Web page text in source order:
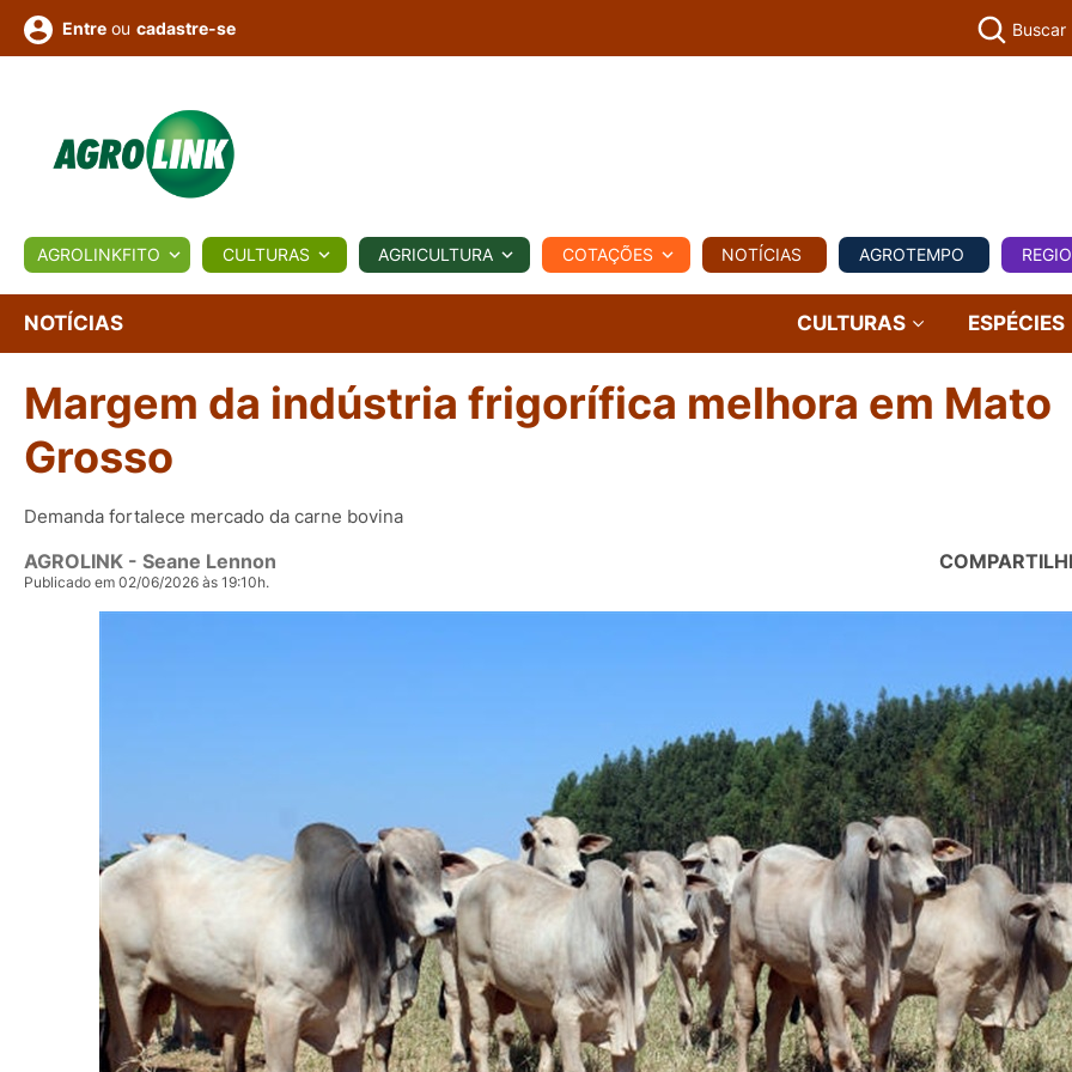
BIOLÓGICOS COTAÇÕES NOTÍCIAS AGROTEMPO REGIONAL COMERCIAL AGROVIAGENS
Conversor Colunistas Eventos
Fotos
e
Vídeos
Entre ou cadastre-se Buscar
AGROLINKFITO CULTURAS AGRICULTURA COTAÇÕES NOTÍCIAS AGROTEMPO
NOTÍCIAS CULTURAS ESPÉCIES
Margem da indústria frigorífica melhora em Mato
Grosso
Demanda fortalece mercado da carne bovina
AGROLINK - Seane Lennon
Publicado em 02/06/2026 às 19:10h.